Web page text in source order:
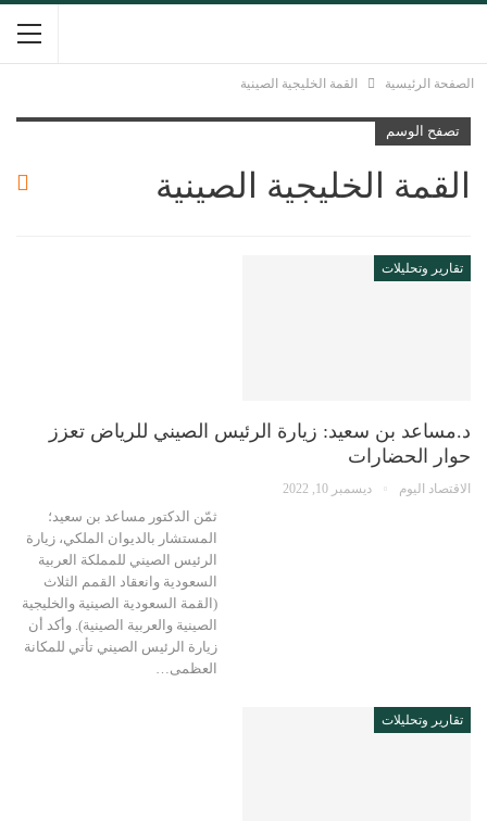
الصفحة الرئيسية القمة الخليجية الصينية
تصفح الوسم
القمة الخليجية الصينية
تقارير وتحليلات
د.مساعد بن سعيد: زيارة الرئيس الصيني للرياض تعزز
حوار الحضارات
الاقتصاد اليوم ديسمبر 10, 2022
ثمّن الدكتور مساعد بن سعيد؛
المستشار بالديوان الملكي، زيارة
الرئيس الصيني للمملكة العربية
السعودية وانعقاد القمم الثلاث
(القمة السعودية الصينية والخليجية
الصينية والعربية الصينية). وأكد أن
زيارة الرئيس الصيني تأتي للمكانة
العظمى…
تقارير وتحليلات